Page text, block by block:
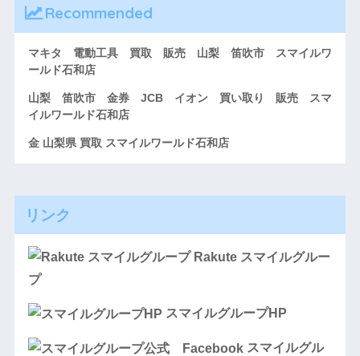
Recommended
マキタ 電動工具 買取 販売 山梨 笛吹市 スマイルワ
ールド石和店
山梨 笛吹市 金券 JCB イオン 買い取り 販売 スマ
イルワールド石和店
金 山梨県 買取 スマイルワールド石和店
リンク
Rakute スマイルグルー
プ
スマイルグループHP
スマイルグル